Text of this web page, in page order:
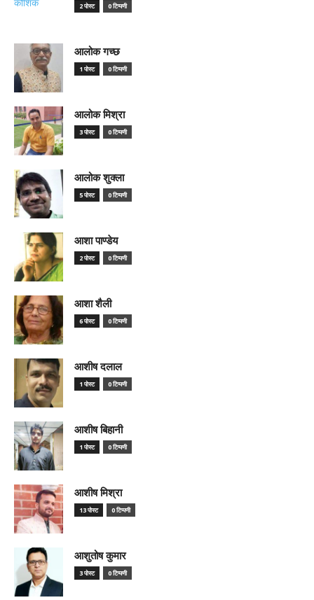
2 पोस्ट 0 टिप्पणी
आलोक गच्छ
1 पोस्ट 0 टिप्पणी
आलोक मिश्रा
3 पोस्ट 0 टिप्पणी
आलोक शुक्ला
5 पोस्ट 0 टिप्पणी
आशा पाण्डेय
2 पोस्ट 0 टिप्पणी
आशा शैली
6 पोस्ट 0 टिप्पणी
आशीष दलाल
1 पोस्ट 0 टिप्पणी
आशीष बिहानी
1 पोस्ट 0 टिप्पणी
आशीष मिश्रा
13 पोस्ट 0 टिप्पणी
आशुतोष कुमार
3 पोस्ट 0 टिप्पणी